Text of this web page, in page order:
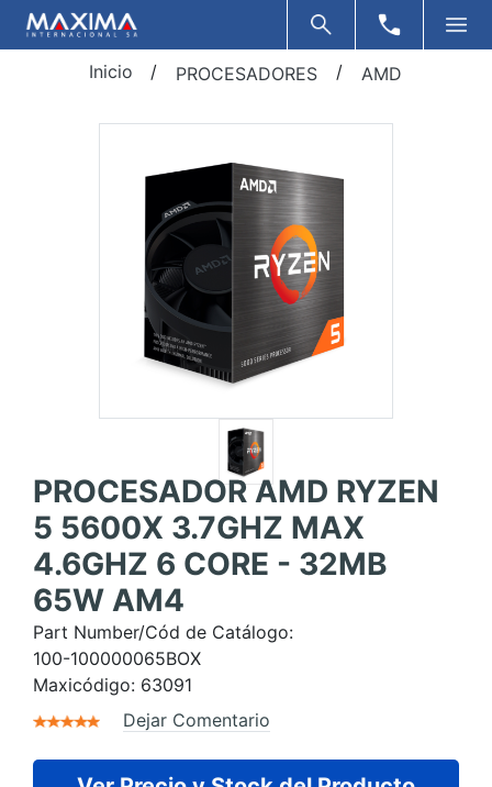
Inicio / PROCESADORES / AMD
PROCESADOR AMD RYZEN
5 5600X 3.7GHZ MAX
4.6GHZ 6 CORE - 32MB
65W AM4
Part Number/Cód de Catálogo:
100-100000065BOX
Maxicódigo: 63091
Dejar Comentario